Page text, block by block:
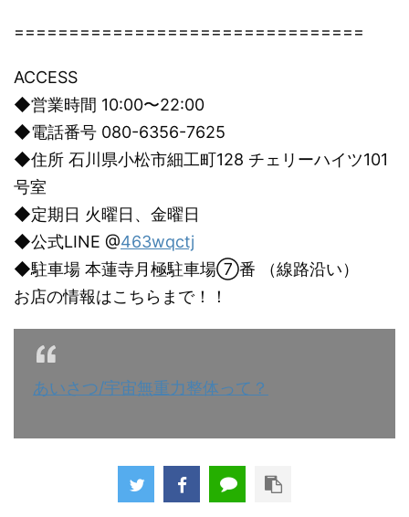
================================
ACCESS
◆営業時間 10:00〜22:00
◆電話番号 080-6356-7625
◆住所 石川県小松市細工町128 チェリーハイツ101
号室
◆定期日 火曜日、金曜日
◆公式LINE @463wqctj
◆駐車場 本蓮寺月極駐車場⑦番 （線路沿い）
お店の情報はこちらまで！！
あいさつ/宇宙無重力整体って？